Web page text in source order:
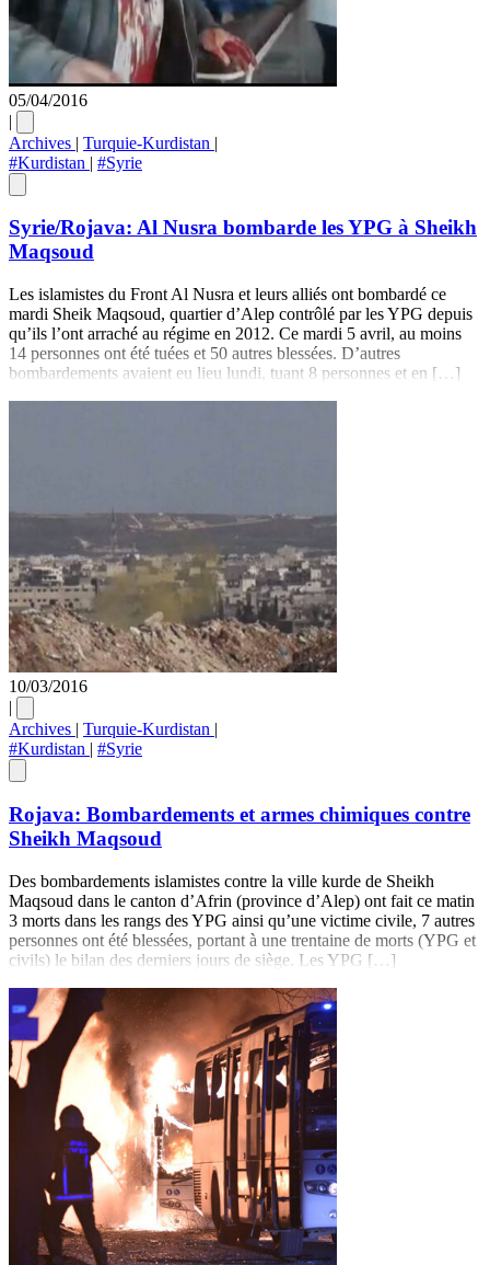
05/04/2016
|
Archives | Turquie-Kurdistan |
#Kurdistan | #Syrie
Syrie/Rojava: Al Nusra bombarde les YPG à Sheikh
Maqsoud
Les islamistes du Front Al Nusra et leurs alliés ont bombardé ce
mardi Sheik Maqsoud, quartier d’Alep contrôlé par les YPG depuis
qu’ils l’ont arraché au régime en 2012. Ce mardi 5 avril, au moins
14 personnes ont été tuées et 50 autres blessées. D’autres
bombardements avaient eu lieu lundi, tuant 8 personnes et en […]
10/03/2016
|
Archives | Turquie-Kurdistan |
#Kurdistan | #Syrie
Rojava: Bombardements et armes chimiques contre
Sheikh Maqsoud
Des bombardements islamistes contre la ville kurde de Sheikh
Maqsoud dans le canton d’Afrin (province d’Alep) ont fait ce matin
3 morts dans les rangs des YPG ainsi qu’une victime civile, 7 autres
personnes ont été blessées, portant à une trentaine de morts (YPG et
civils) le bilan des derniers jours de siège. Les YPG […]